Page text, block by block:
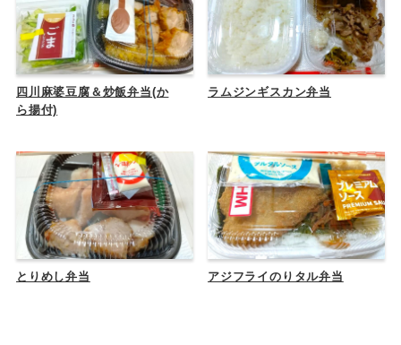
四川麻婆豆腐＆炒飯弁当(か
ら揚付)
ラムジンギスカン弁当
とりめし弁当 アジフライのりタル弁当